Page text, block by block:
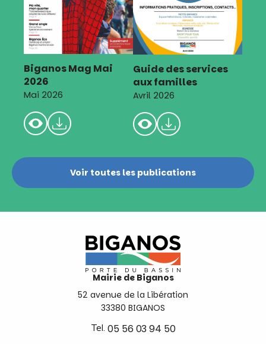
Biganos Mag Mai
2026
Mai 2026
Guide des services
aux familles
Avril 2026
Voir toutes les publications
Mairie de Biganos
52 avenue de la Libération
33380 BIGANOS
Tel. 05 56 03 94 50